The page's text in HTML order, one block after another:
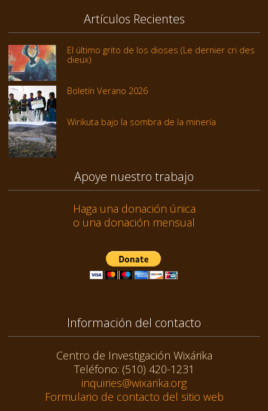
Artículos Recientes
El último grito de los dioses (Le dernier cri des
dieux)
Boletín Verano 2026
Wirikuta bajo la sombra de la minería
Apoye nuestro trabajo
Haga una donación única
o una donación mensual
Información del contacto
Centro de Investigación Wixárika
Teléfono: (510) 420-1231
inquiries@wixarika.org
Formulario de contacto del sitio web